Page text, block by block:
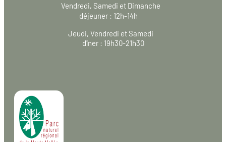
Vendredi, Samedi et Dimanche
déjeuner : 12h-14h
Jeudi, Vendredi et Samedi
dîner : 19h30-21h30